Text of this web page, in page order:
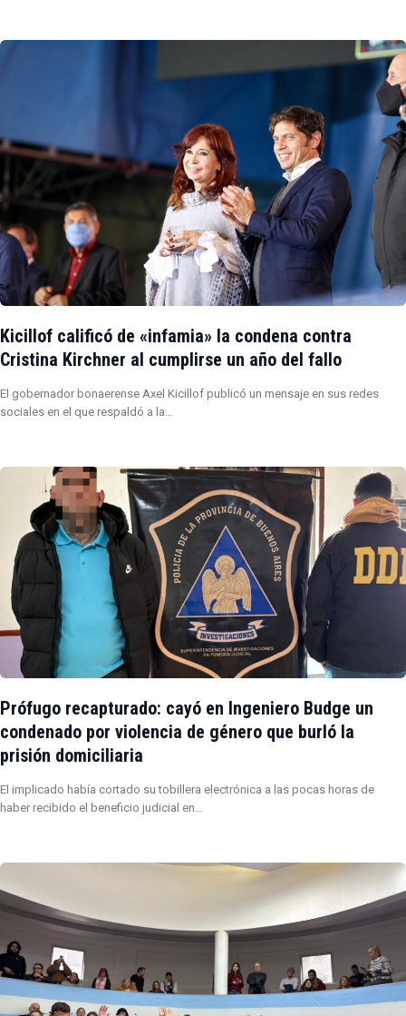
Kicillof calificó de «infamia» la condena contra
Cristina Kirchner al cumplirse un año del fallo
El gobernador bonaerense Axel Kicillof publicó un mensaje en sus redes
sociales en el que respaldó a la…
Prófugo recapturado: cayó en Ingeniero Budge un
condenado por violencia de género que burló la
prisión domiciliaria
El implicado había cortado su tobillera electrónica a las pocas horas de
haber recibido el beneficio judicial en…